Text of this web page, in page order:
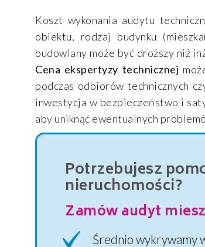
Koszt wykonania audytu
obiektu, rodzaj budynku
budowlany może być droższy niż
Cena ekspertyzy technicznej
podczas odbiorów technicznych
inwestycja w bezpieczeństwo i
aby uniknąć ewentualnych
Potrzebujesz
nieruchomości?
Zamów audyt
Średnio wykrywamy